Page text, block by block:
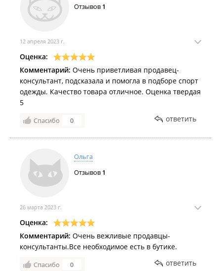
Отзывов 1
12 апреля 2023 г.
Оценка:
Комментарий: Очень приветливая продавец-
консультант, подсказала и помогла в подборе спорт
одежды. Качество товара отличное. Оценка твердая
5
Спасибо 0 ответить
Ольга
Отзывов 1
26 марта 2023 г.
Оценка:
Комментарий: Очень вежливые продавцы-
консультанты.Все необходимое есть в бутике.
Спасибо 0 ответить